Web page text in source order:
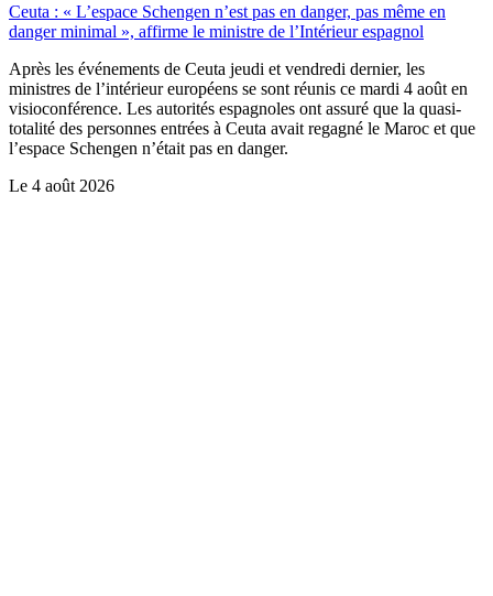
Ceuta : « L’espace Schengen n’est pas en danger, pas même en
danger minimal », affirme le ministre de l’Intérieur espagnol
Après les événements de Ceuta jeudi et vendredi dernier, les
ministres de l’intérieur européens se sont réunis ce mardi 4 août en
visioconférence. Les autorités espagnoles ont assuré que la quasi-
totalité des personnes entrées à Ceuta avait regagné le Maroc et que
l’espace Schengen n’était pas en danger.
Le 4 août 2026